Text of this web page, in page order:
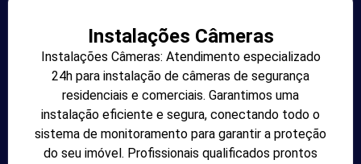
Instalações Câmeras
Instalações Câmeras: Atendimento especializado
24h para instalação de câmeras de segurança
residenciais e comerciais. Garantimos uma
instalação eficiente e segura, conectando todo o
sistema de monitoramento para garantir a proteção
do seu imóvel. Profissionais qualificados prontos